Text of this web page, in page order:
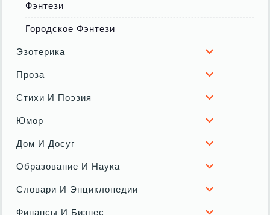
Фэнтези
Городское Фэнтези
Эзотерика
Проза
Стихи И Поэзия
Юмор
Дом И Досуг
Образование И Наука
Словари И Энциклопедии
Финансы И Бизнес